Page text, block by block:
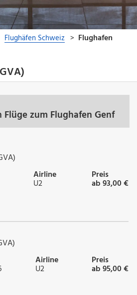
zum Flughafen Genf
Airline
U2
Preis
ab 93,00 €
Airline
U2
Preis
ab 95,00 €